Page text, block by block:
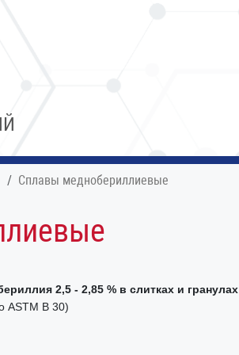
Сплавы меднобериллиевые
2,5 - 2,85 % в слитках и гранулах
ASTM В 30)